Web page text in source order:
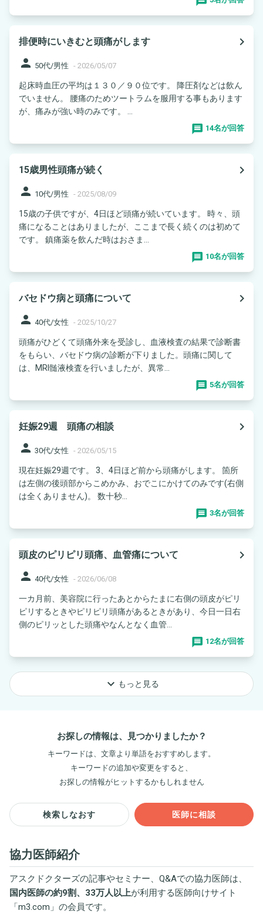
排便時にいきむと頭痛がします
navigate_next
person 50代/男性 - 2026/05/07
起床時血圧の平均は１３０／９０位です。 降圧剤などは飲ん
でいません。 腰痛のためツートラムを服用する事もあります
が、痛みが強い時のみです。 ...
14名が回答
15歳男性頭痛が続く
navigate_next
person 10代/男性 - 2025/08/09
15歳の子供ですが、4日ほど頭痛が続いています。 時々、頭
痛になることはありましたが、ここまで長く続くのは初めて
です。 鎮痛薬を飲んだ時はおさま...
10名が回答
バセドウ病と頭痛について
navigate_next
person 40代/女性 - 2025/10/27
頭痛がひどくて頭痛外来を受診し、血液検査の結果で診断書
をもらい、バセドウ病の診断が下りました。頭痛に関して
は、MRI髄液検査を行いましたが、異常...
5名が回答
妊娠29週 頭痛の相談
navigate_next
person 30代/女性 - 2026/05/15
現在妊娠29週です。 3、4日ほど前から頭痛がします。 箇所
は左側の後頭部からこめかみ、おでこにかけてのみです(右側
は全くありません)。 数十秒...
3名が回答
頭皮のピリピリ頭痛、血管痛について
navigate_next
person 40代/女性 - 2026/06/08
一カ月前、美容院に行ったあとからたまに右側の頭皮がピリ
ピリするときやピリピリ頭痛があるときがあり、今日一日右
側のピリッとした頭痛やなんとなく血管...
12名が回答
keyboard_arrow_down もっと見る
お探しの情報は、見つかりましたか？
キーワードは、文章より単語をおすすめします。
キーワードの追加や変更をすると、
お探しの情報がヒットするかもしれません
検索しなおす 医師に相談
協力医師紹介
アスクドクターズの記事やセミナー、Q&Aでの協力医師は、
国内医師の約9割、33万人以上が利用する医師向けサイト
「m3.com 」の会員です。